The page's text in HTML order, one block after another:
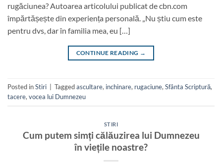
rugăciunea? Autoarea articolului publicat de cbn.com
împărtășește din experiența personală. „Nu știu cum este
pentru dvs, dar în familia mea, eu […]
CONTINUE READING →
Posted inStiri Taggedascultare, inchinare, rugaciune, Sfânta Scriptură,
tacere, vocea lui Dumnezeu
STIRI
Cum putem simți călăuzirea lui Dumnezeu
în viețile noastre?